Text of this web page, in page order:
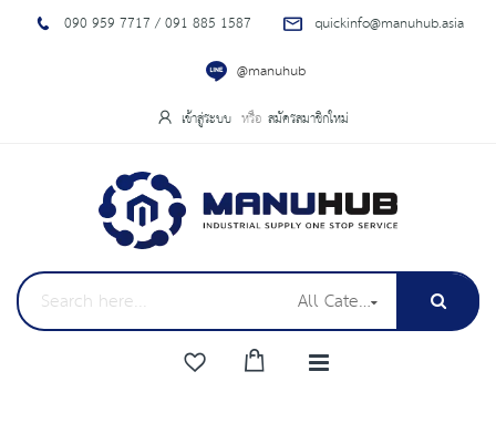
090 959 7717 / 091 885 1587
quickinfo@manuhub.asia
@manuhub
เข้าสู่ระบบ สมัครสมาชิกใหม่
All Categories